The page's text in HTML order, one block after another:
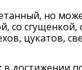
но
со сгущенкой,
цукатов,